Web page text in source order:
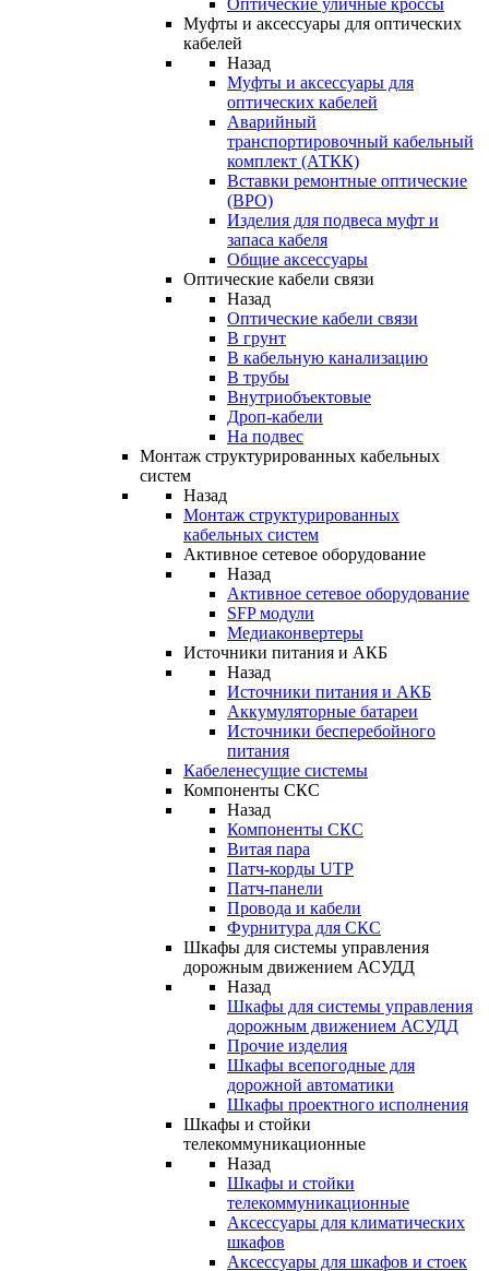
Оптические уличные кроссы
Муфты и аксессуары для оптических
кабелей
Назад
Муфты и аксессуары для
оптических кабелей
Аварийный
транспортировочный кабельный
комплект (АТКК)
Вставки ремонтные оптические
(ВРО)
Изделия для подвеса муфт и
запаса кабеля
Общие аксессуары
Оптические кабели связи
Назад
Оптические кабели связи
В грунт
В кабельную канализацию
В трубы
Внутриобъектовые
Дроп-кабели
На подвес
Монтаж структурированных кабельных
систем
Назад
Монтаж структурированных
кабельных систем
Активное сетевое оборудование
Назад
Активное сетевое оборудование
SFP модули
Медиаконвертеры
Источники питания и АКБ
Назад
Источники питания и АКБ
Аккумуляторные батареи
Источники бесперебойного
питания
Кабеленесущие системы
Компоненты СКС
Назад
Компоненты СКС
Витая пара
Патч-корды UTP
Патч-панели
Провода и кабели
Фурнитура для СКС
Шкафы для системы управления
дорожным движением АСУДД
Назад
Шкафы для системы управления
дорожным движением АСУДД
Прочие изделия
Шкафы всепогодные для
дорожной автоматики
Шкафы проектного исполнения
Шкафы и стойки
телекоммуникационные
Назад
Шкафы и стойки
телекоммуникационные
Аксессуары для климатических
шкафов
Аксессуары для шкафов и стоек